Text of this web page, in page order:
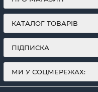
КАТАЛОГ ТОВАРІВ
ПІДПИСКА
МИ У СОЦМЕРЕЖАХ: